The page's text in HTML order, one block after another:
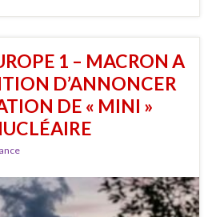
1 – MACRON A
D’ANNONCER
DE « MINI »